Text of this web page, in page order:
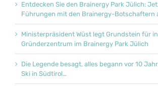
Entdecken Sie den Brainergy Park Jülich:
Führungen mit den Brainergy-Botschaftern
Ministerpräsident Wüst legt Grundstein für
Gründerzentrum im Brainergy Park Jülich
Die Legende besagt, alles begann vor 10
Ski in Südtirol…